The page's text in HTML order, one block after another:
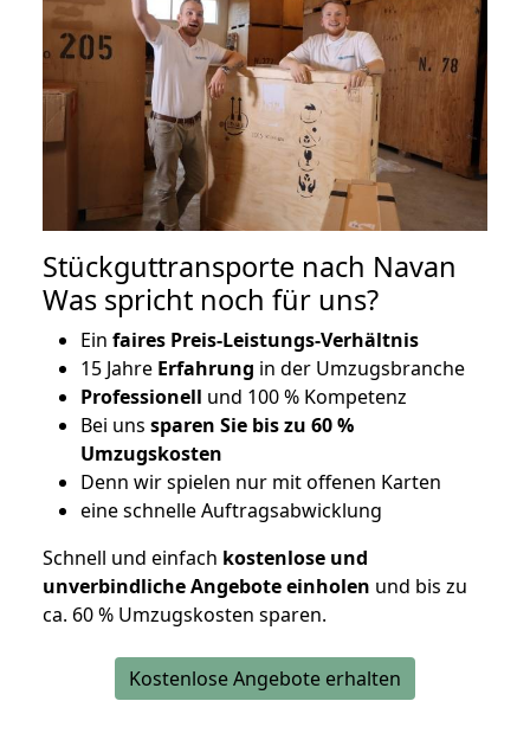
Stückguttransporte nach Navan
Was spricht noch für uns?
Ein faires Preis-Leistungs-Verhältnis
15 Jahre Erfahrung in der Umzugsbranche
Professionell und 100 % Kompetenz
Bei uns sparen Sie bis zu 60 %
Umzugskosten
Denn wir spielen nur mit offenen Karten
eine schnelle Auftragsabwicklung
Schnell und einfach kostenlose und
unverbindliche Angebote einholen und bis zu
ca. 60 % Umzugskosten sparen.
Kostenlose Angebote erhalten